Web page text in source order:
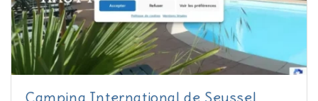
Camping International de Seyssel